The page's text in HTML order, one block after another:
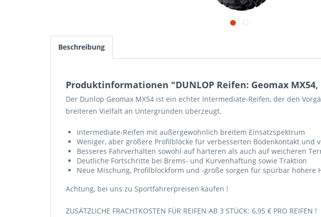
Beschreibung
Produktinformationen "DUNLOP Reifen: Geomax MX54,
Der Dunlop Geomax MX54 ist ein echter Intermediate-Reifen, der den
breiteren Vielfalt an Untergründen überzeugt.
Intermediate-Reifen mit außergewöhnlich breitem Einsatzspektrum
Weniger, aber größere Profilblöcke für verbesserten Bodenkontakt und
Besseres Fahrverhalten sowohl auf härteren als auch auf weicheren
Deutliche Fortschritte bei Brems- und Kurvenhaftung sowie Traktion
Neue Mischung, Profilblockform und -größe sorgen für spürbar höhere
Achtung, bei uns zu Sportfahrerpreisen kaufen !
ZUSÄTZLICHE FRACHTKOSTEN FÜR REIFEN AB 3 STÜCK: 6,95 € PRO REIFEN !